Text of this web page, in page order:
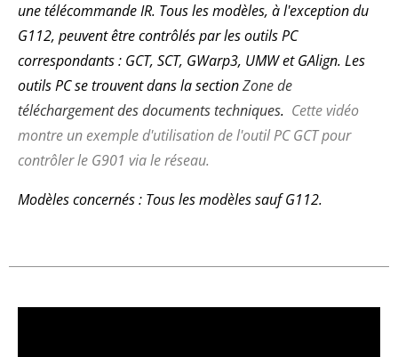
une télécommande IR. Tous les modèles, à l'exception du
G112, peuvent être contrôlés par les outils PC
correspondants : GCT, SCT, GWarp3, UMW et GAlign. Les
outils PC se trouvent dans la sectionZone de
téléchargement des documents techniques. Cette vidéo
montre un exemple d'utilisation de l'outil PC GCT pour
contrôler le G901 via le réseau.
Modèles concernés : Tous les modèles sauf G112.